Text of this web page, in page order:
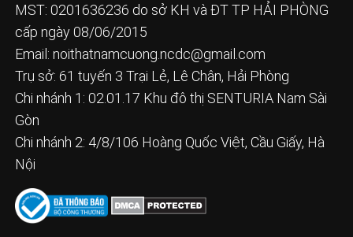
MST: 0201636236 do sở KH và ĐT TP HẢI PHÒNG
cấp ngày 08/06/2015
Email: noithatnamcuong.ncdc@gmail.com
Trụ sở: 61 tuyến 3 Trại Lẻ, Lê Chân, Hải Phòng
Chi nhánh 1: 02.01.17 Khu đô thị SENTURIA Nam Sài
Gòn
Chi nhánh 2: 4/8/106 Hoàng Quốc Việt, Cầu Giấy, Hà
Nội